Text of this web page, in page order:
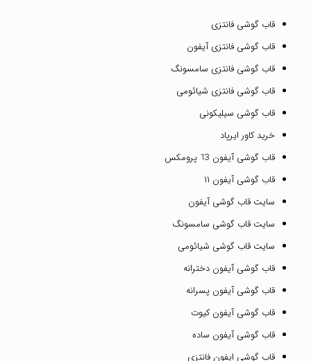
قاب گوشی فانتزی
قاب گوشی فانتزی آیفون
قاب گوشی فانتزی سامسونگ
قاب گوشی فانتزی شیائومی
قاب گوشی سیلیکونی
خرید کاور ایرپاد
قاب گوشی آیفون 13 پرومکس
قاب گوشی آیفون ۱۱
سایت قاب گوشی آیفون
سایت قاب گوشی سامسونگ
سایت قاب گوشی شیائومی
قاب گوشی آیفون دخترانه
قاب گوشی آیفون پسرانه
قاب گوشی آیفون کیوت
قاب گوشی آیفون ساده
قاب گوشی ایفون فانتزی